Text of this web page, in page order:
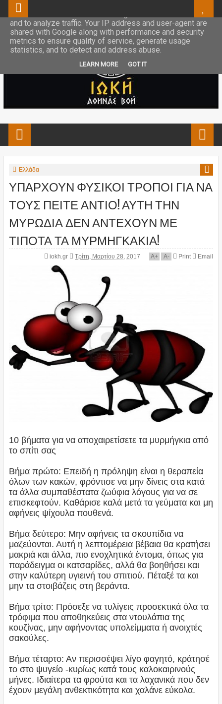
Ελλάδα
ΥΠΑΡΧΟΥΝ ΦΥΣΙΚΟΙ ΤΡΟΠΟΙ ΓΙΑ ΝΑ
ΤΟΥΣ ΠΕΙΤΕ ΑΝΤΙΟ! ΑΥΤΗ ΤΗΝ
ΜΥΡΩΔΙΑ ΔΕΝ ΑΝΤΕΧΟΥΝ ΜΕ
ΤΙΠΟΤΑ ΤΑ ΜΥΡΜΗΓΚΑΚΙΑ!
iokh.gr Τρίτη, Μαρτίου 28, 2017 A+ A- Print Email
10 βήματα για να αποχαιρετίσετε τα μυρμήγκια από
το σπίτι σας
Βήμα πρώτο: Επειδή η πρόληψη είναι η θεραπεία
όλων των κακών, φρόντισε να μην δίνεις στα κατά
τα άλλα συμπαθέστατα ζωύφια λόγους για να σε
επισκεφτούν. Καθάρισε καλά μετά τα γεύματα και μη
αφήνεις ψίχουλα πουθενά.
Βήμα δεύτερο: Μην αφήνεις τα σκουπίδια να
μαζεύονται. Αυτή η λεπτομέρεια βέβαια θα κρατήσει
μακριά και άλλα, πιο ενοχλητικά έντομα, όπως για
παράδειγμα οι κατσαρίδες, αλλά θα βοηθήσει και
στην καλύτερη υγιεινή του σπιτιού. Πέταξέ τα και
μην τα στοιβάζεις στη βεράντα.
Βήμα τρίτο: Πρόσεξε να τυλίγεις προσεκτικά όλα τα
τρόφιμα που αποθηκεύεις στα ντουλάπια της
κουζίνας, μην αφήνοντας υπολείμματα ή ανοιχτές
σακούλες.
Βήμα τέταρτο: Αν περισσέψει λίγο φαγητό, κράτησέ
το στο ψυγείο -κυρίως κατά τους καλοκαιρινούς
μήνες. Ιδιαίτερα τα φρούτα και τα λαχανικά που δεν
έχουν μεγάλη ανθεκτικότητα και χαλάνε εύκολα.
This site uses cookies from Google to deliver its services
and to analyze traffic. Your IP address and user-agent are
shared with Google along with performance and security
metrics to ensure quality of service, generate usage
statistics, and to detect and address abuse.
LEARN MORE GOT IT